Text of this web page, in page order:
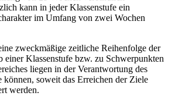
kann in jeder Klassenstufe ein
im Umfang von zwei Wochen
zweckmäßige zeitliche Reihenfolge der
einer Klassenstufe bzw. zu Schwerpunkten
liegen in der Verantwortung des
soweit das Erreichen der Ziele
werden.